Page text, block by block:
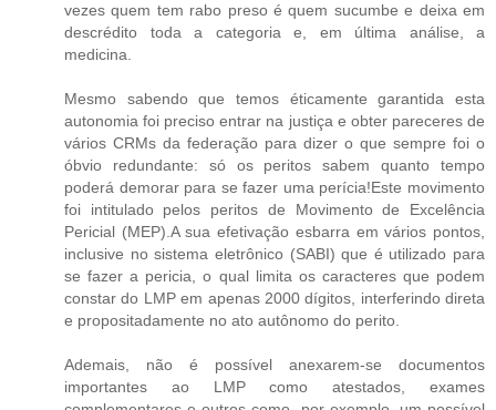
vezes quem tem rabo preso é quem sucumbe e deixa em
descrédito toda a categoria e, em última análise, a
medicina.
Mesmo sabendo que temos éticamente garantida esta
autonomia foi preciso entrar na justiça e obter pareceres de
vários CRMs da federação para dizer o que sempre foi o
óbvio redundante: só os peritos sabem quanto tempo
poderá demorar para se fazer uma perícia!Este movimento
foi intitulado pelos peritos de Movimento de Excelência
Pericial (MEP).A sua efetivação esbarra em vários pontos,
inclusive no sistema eletrônico (SABI) que é utilizado para
se fazer a pericia, o qual limita os caracteres que podem
constar do LMP em apenas 2000 dígitos, interferindo direta
e propositadamente no ato autônomo do perito.
Ademais, não é possível anexarem-se documentos
importantes ao LMP como atestados, exames